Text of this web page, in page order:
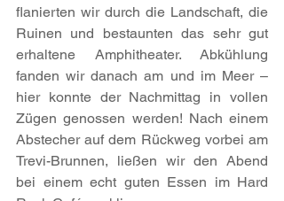
flanierten wir durch die Landschaft, die
Ruinen und bestaunten das sehr gut
erhaltene Amphitheater. Abkühlung
fanden wir danach am und im Meer –
hier konnte der Nachmittag in vollen
Zügen genossen werden! Nach einem
Abstecher auf dem Rückweg vorbei am
Trevi-Brunnen, ließen wir den Abend
bei einem echt guten Essen im Hard